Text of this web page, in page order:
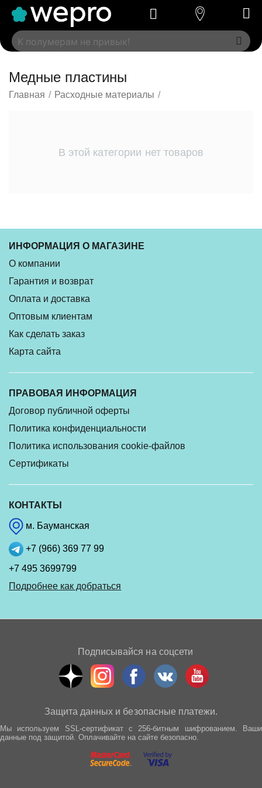
Медные пластины
Главная / Расходные материалы /
В этой категории нет товаров
ИНФОРМАЦИЯ О МАГАЗИНЕ
О компании
Гарантия и возврат
Оплата и доставка
Оптовым клиентам
Как сделать заказ
Карта сайта
ПРАВОВАЯ ИНФОРМАЦИЯ
Договор публичной оферты
Политика конфиденциальности
Политика использования cookie-файлов
Сертификаты
КОНТАКТЫ
м. Бауманская
+7 (966) 369 77 99
+7 495 3699799
Подробнее как добраться
Подписывайся на соцсети
Защита данных и безопасные платежи.
Мы используем SSL-сертификат с 256-битным шифрованием. Ваши
данные под защитой. Оплачивайте на сайте безопасно.